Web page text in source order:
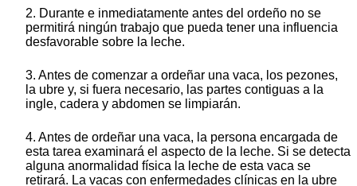
2. Durante e inmediatamente antes del ordeño no se
permitirá ningún trabajo que pueda tener una influencia
desfavorable sobre la leche.
3. Antes de comenzar a ordeñar una vaca, los pezones,
la ubre y, si fuera necesario, las partes contiguas a la
ingle, cadera y abdomen se limpiarán.
4. Antes de ordeñar una vaca, la persona encargada de
esta tarea examinará el aspecto de la leche. Si se detecta
alguna anormalidad física la leche de esta vaca se
retirará. La vacas con enfermedades clínicas en la ubre